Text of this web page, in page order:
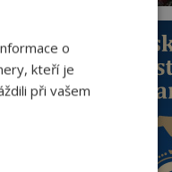
o
kteří je
při vašem